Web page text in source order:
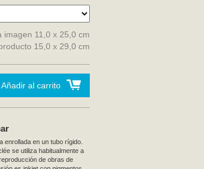
imagen 11,0 x 25,0 cm
15,0 x 29,0 cm
Añadir al carrito
enrollada en un tubo rígido.
se utiliza habitualmente a
de obras de